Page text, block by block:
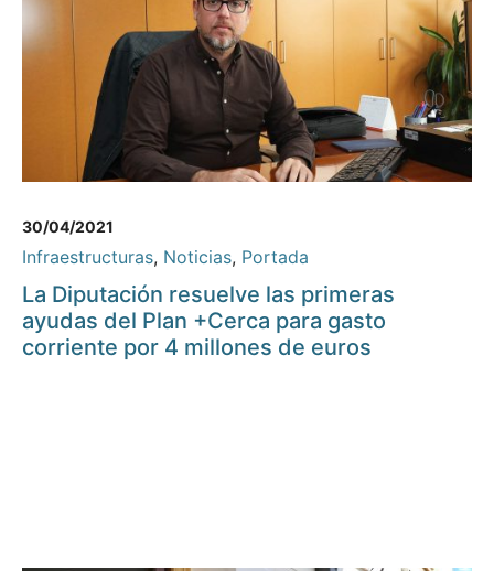
30/04/2021
Infraestructuras, Noticias, Portada
La Diputación resuelve las primeras
ayudas del Plan +Cerca para gasto
corriente por 4 millones de euros